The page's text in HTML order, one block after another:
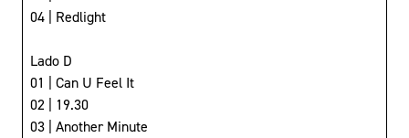
04 | Redlight
Lado D
01 | Can U Feel It
02 | 19.30
03 | Another Minute